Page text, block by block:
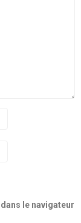
le navigateur